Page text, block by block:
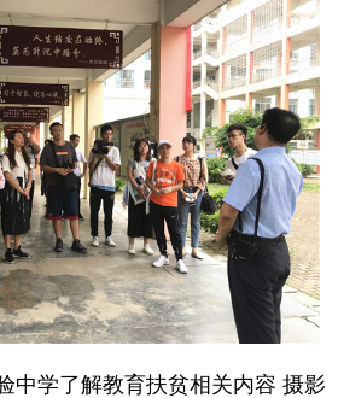
中学了解教育扶贫相关内容 摄影